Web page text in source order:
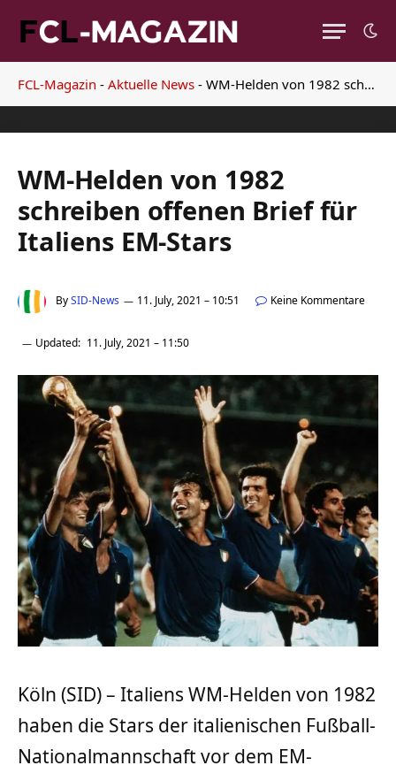
FCL-Magazin - Aktuelle News - WM-Helden von 1982 schreiben offenen Brief für Italiens EM-Stars
WM-Helden von 1982
schreiben offenen Brief für
Italiens EM-Stars
BySID-News 11. July, 2021 – 10:51 Keine Kommentare
Updated: 11. July, 2021 – 11:50
Köln (SID) – Italiens WM-Helden von 1982
haben die Stars der italienischen Fußball-
Nationalmannschaft vor dem EM-